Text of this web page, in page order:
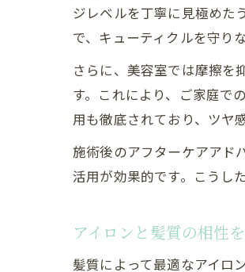
ジレベルを丁寧に見極めた
で、キューティクルを守り
さらに、美容室では摩擦を
す。これにより、ご家庭で
用も徹底されており、ツヤ
施術後のアフターケアアド
活用が効果的です。こうし
アイロンと髪質の相性
髪質によって最適なアイロ